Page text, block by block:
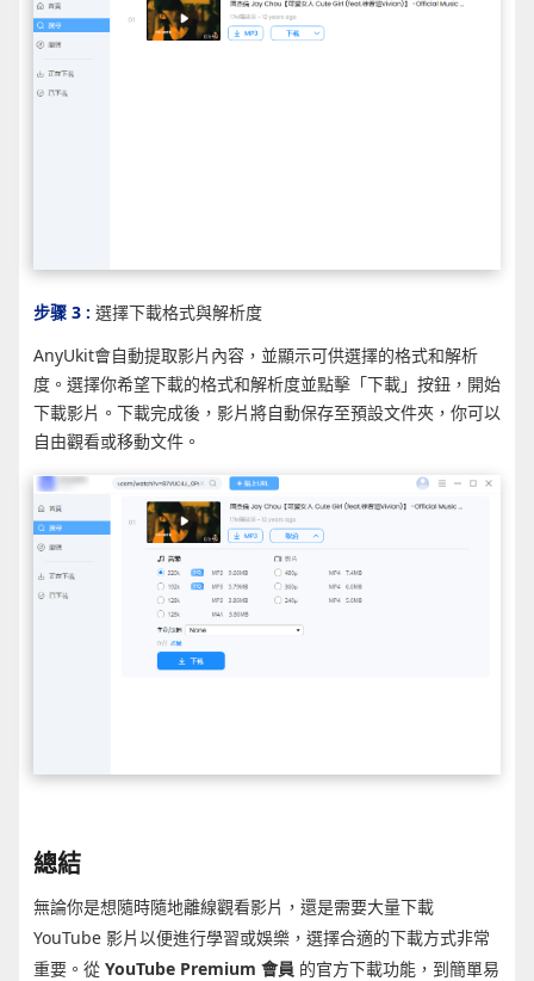
步骤 3 : 選擇下載格式與解析度
AnyUkit會自動提取影片內容，並顯示可供選擇的格式和解析
度。選擇你希望下載的格式和解析度並點擊「下載」按鈕，開始
下載影片。下載完成後，影片將自動保存至預設文件夾，你可以
自由觀看或移動文件。
總結
無論你是想隨時隨地離線觀看影片，還是需要大量下載
YouTube 影片以便進行學習或娛樂，選擇合適的下載方式非常
重要。從 YouTube Premium 會員 的官方下載功能，到簡單易